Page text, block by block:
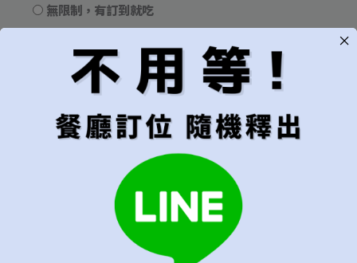
無限制，有訂到就吃
建議"隨機"較容易成功訂位
隨機（建議）
晚餐
不接受超過6位的訂位
[+NT$3,000]
3,000x 1